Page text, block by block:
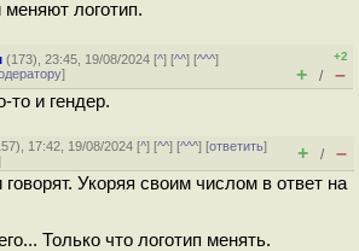
логотип.
(173), 23:45, 19/08/2024 [^] [^^] [^^^]
]
+2
+ / –
то и гендер.
), 17:42, 19/08/2024 [^] [^^] [^^^] [ответить]
+ / –
Укоряя своим числом в ответ на
Только что логотип менять.